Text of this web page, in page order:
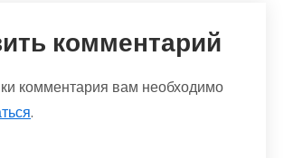
комментарий
комментария вам необходимо
.